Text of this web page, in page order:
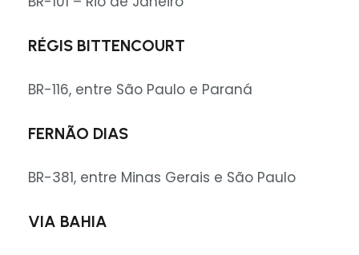
RÉGIS BITTENCOURT
BR-116, entre São Paulo e Paraná
FERNÃO DIAS
BR-381, entre Minas Gerais e São Paulo
VIA BAHIA